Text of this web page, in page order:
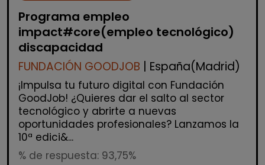
Programa empleo
impact#core(empleo tecnológico)
discapacidad
FUNDACIÓN GOODJOB | España(Madrid)
¡Impulsa tu futuro digital con Fundación
GoodJob! ¿Quieres dar el salto al sector
tecnológico y abrirte a nuevas
oportunidades profesionales? Lanzamos la
10ª edici&...
% de respuesta: 93,75%